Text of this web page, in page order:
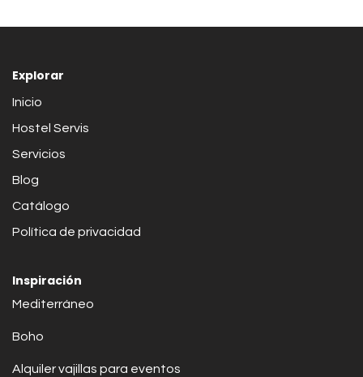
Explorar
Inicio
Hostel Servis
Servicios
Blog
Catálogo
Política de privacidad
Inspiración
Mediterráneo
Boho
Alquiler vajillas para eventos